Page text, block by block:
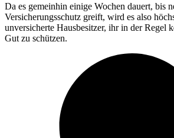
Da es gemeinhin einige Wochen dauert, bis
Versicherungsschutz greift, wird es also
unversicherte Hausbesitzer, ihr in der Regel
Gut zu schützen.